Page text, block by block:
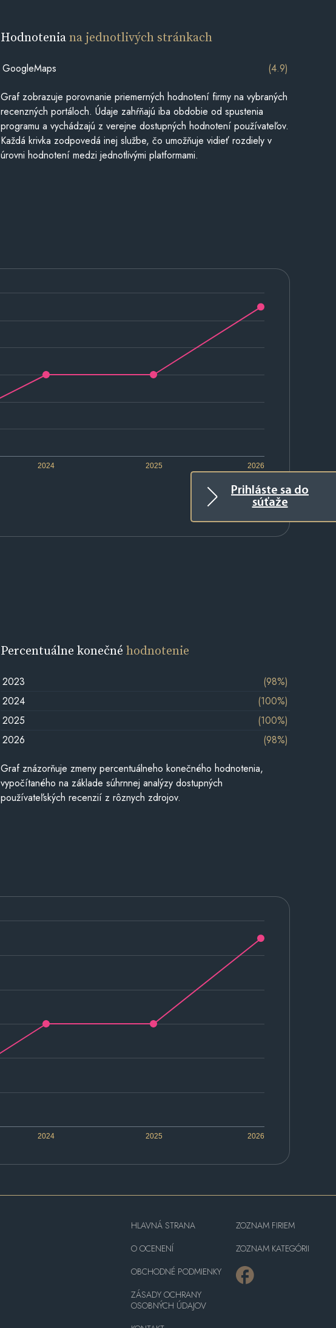
Prihláste sa do
súťaže
Hodnoteniana jednotlivých stránkach
GoogleMaps (4.9)
Graf zobrazuje porovnanie priemerných hodnotení firmy na vybraných
recenzných portáloch. Údaje zahŕňajú iba obdobie od spustenia
programu a vychádzajú z verejne dostupných hodnotení používateľov.
Každá krivka zodpovedá inej službe, čo umožňuje vidieť rozdiely v
úrovni hodnotení medzi jednotlivými platformami.
2024 2025 2026
Percentuálne konečnéhodnotenie
2023
(98%)
2024
(100%)
2025
(100%)
2026
(98%)
Graf znázorňuje zmeny percentuálneho konečného hodnotenia,
vypočítaného na základe súhrnnej analýzy dostupných
používateľských recenzií z rôznych zdrojov.
2024 2025 2026
HLAVNÁ STRANA
O OCENENÍ
OBCHODNÉ PODMIENKY
ZÁSADY OCHRANY
OSOBNÝCH ÚDAJOV
ZOZNAM FIRIEM
ZOZNAM KATEGÓRII